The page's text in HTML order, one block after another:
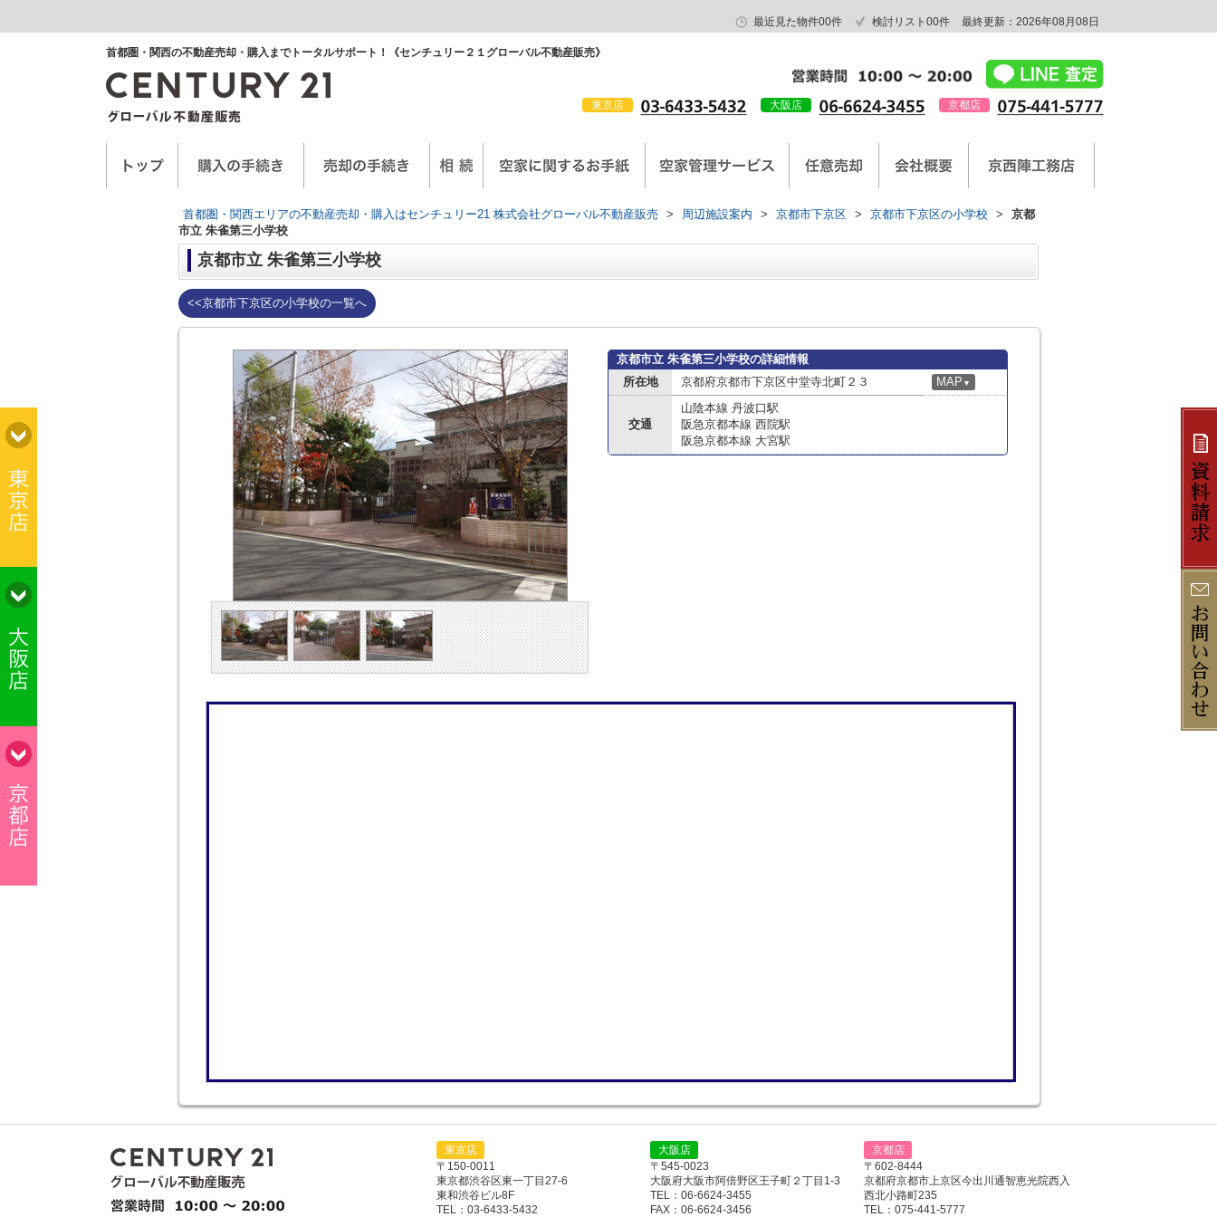
最近見た物件00件 検討リスト 00件 最終更新：2026年08月08日
首都圏・関西の不動産売却・購入までトータルサポート！《センチュリー２１グローバル不動産販売》
東京店 大阪店 京都店
首都圏・関西エリアの不動産売却・購入はセンチュリー21 株式会社グローバル不動産販売 > 周辺施設案内 > 京都市下京区 > 京都市下京区の小学校 >
京都
市立 朱雀第三小学校
京都市立 朱雀第三小学校
<<京都市下京区の小学校の一覧へ
京都市立 朱雀第三小学校の詳細情報
所在地
京都府京都市下京区中堂寺北町２３ MAP ▼
交通
山陰本線 丹波口駅
阪急京都本線 西院駅
阪急京都本線 大宮駅
東京店
〒150-0011
東京都渋谷区東一丁目27-6
東和渋谷ビル8F
TEL：03-6433-5432
大阪店
〒545-0023
大阪府大阪市阿倍野区王子町２丁目1-3
TEL：06-6624-3455
FAX：06-6624-3456
京都店
〒602-8444
京都府京都市上京区今出川通智恵光院西入
西北小路町235
TEL：075-441-5777